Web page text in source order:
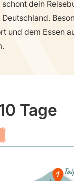
schont dein
und dem Essen
Tage